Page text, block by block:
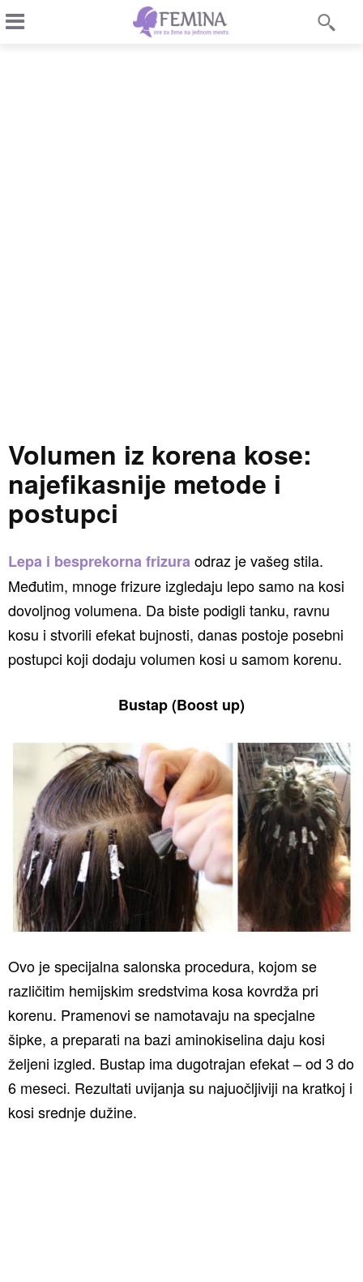
Volumen iz korena kose:
najefikasnije metode i
postupci
Lepa i besprekorna frizuraodraz je vašeg stila.
Međutim, mnoge frizure izgledaju lepo samo na kosi
dovoljnog volumena. Da biste podigli tanku, ravnu
kosu i stvorili efekat bujnosti, danas postoje posebni
postupci koji dodaju volumen kosi u samom korenu.
Bustap (Boost up)
Ovo je specijalna salonska procedura, kojom se
različitim hemijskim sredstvima kosa kovrdža pri
korenu. Pramenovi se namotavaju na specjalne
šipke, a preparati na bazi aminokiselina daju kosi
željeni izgled. Bustap ima dugotrajan efekat – od 3 do
6 meseci. Rezultati uvijanja su najuočljiviji na kratkoj i
kosi srednje dužine.